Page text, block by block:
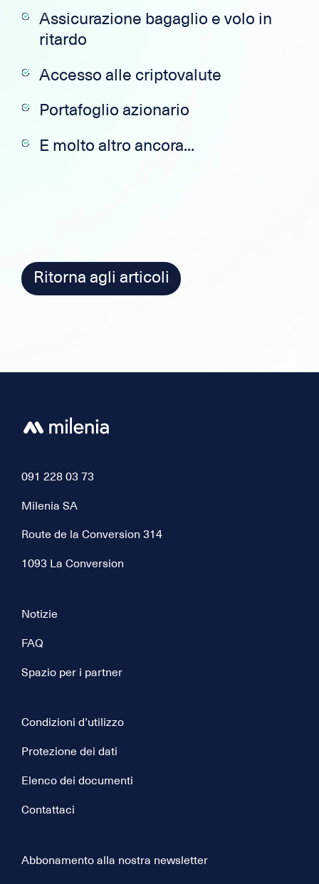
Assicurazione bagaglio e volo in
ritardo
Accesso alle criptovalute
Portafoglio azionario
E molto altro ancora...
Ritorna agli articoli
091 228 03 73
Milenia SA
Route de la Conversion 314
1093 La Conversion
Notizie
FAQ
Spazio per i partner
Condizioni d’utilizzo
Protezione dei dati
Elenco dei documenti
Contattaci
Abbonamento alla nostra newsletter